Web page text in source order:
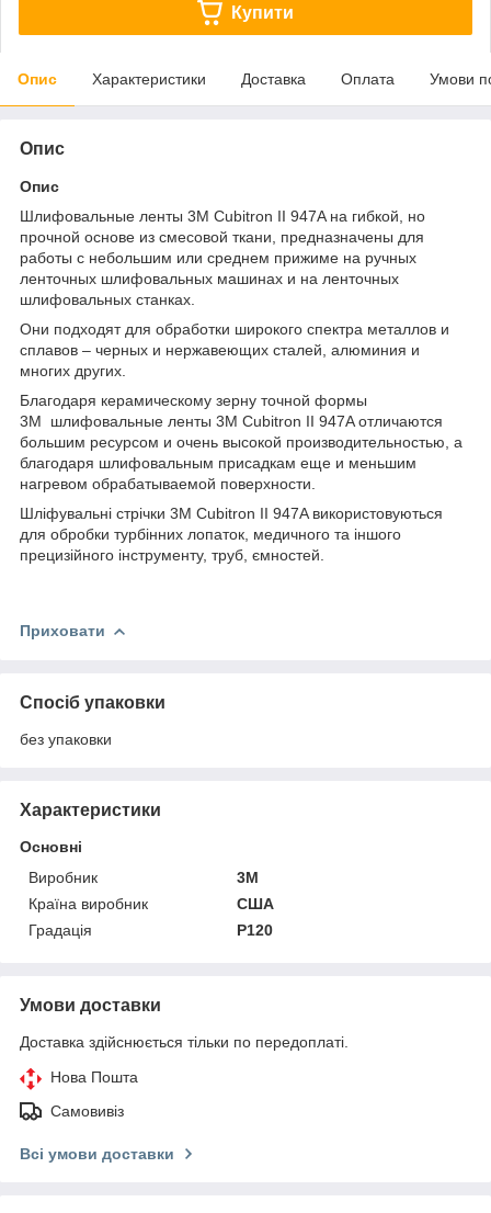
Купити
Опис Характеристики Доставка Оплата Умови
Опис
Опис
Шлифовальные ленты 3M Cubitron II 947A на гибкой, но
прочной основе из смесовой ткани, предназначены для
работы с небольшим или среднем прижиме на ручных
ленточных шлифовальных машинах и на ленточных
шлифовальных станках.
Они подходят для обработки широкого спектра металлов и
сплавов – черных и нержавеющих сталей, алюминия и
многих других.
Благодаря керамическому зерну точной формы
3M шлифовальные ленты 3M Cubitron II 947A отличаются
большим ресурсом и очень высокой производительностью, а
благодаря шлифовальным присадкам еще и меньшим
нагревом обрабатываемой поверхности.
Шліфувальні стрічки 3M Cubitron II 947A використовуються
для обробки турбінних лопаток, медичного та іншого
прецизійного інструменту, труб, ємностей.
Приховати
Спосіб упаковки
без упаковки
Характеристики
Основні
Виробник
3М
Країна виробник
США
Градація
P120
Умови доставки
Доставка здійснюється тільки по передоплаті.
Нова Пошта
Самовивіз
Всі умови доставки